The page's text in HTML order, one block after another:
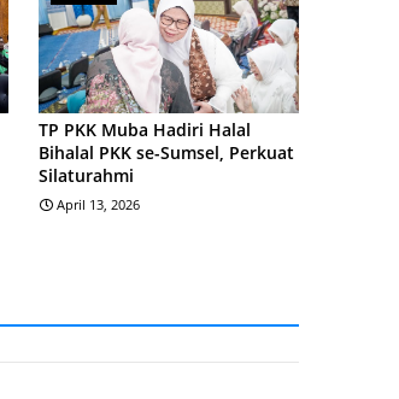
TP PKK Muba Hadiri Halal
Bihalal PKK se-Sumsel, Perkuat
Silaturahmi
April 13, 2026